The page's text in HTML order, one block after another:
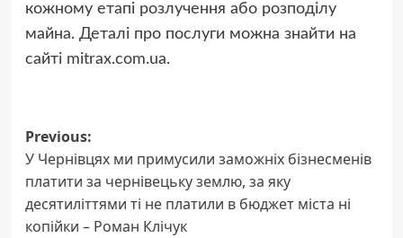
кожному етапі розлучення або розподілу
майна. Деталі про послуги можна знайти на
сайті mitrax.com.ua.
Post
navigation
Previous:
У Чернівцях ми примусили заможніх бізнесменів
платити за чернівецьку землю, за яку
десятиліттями ті не платили в бюджет міста ні
копійки – Роман Клічук